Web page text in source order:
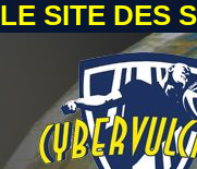
LE SITE DES